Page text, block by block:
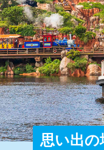
思い出